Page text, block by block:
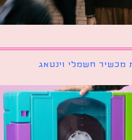
חשמלי וינטאג